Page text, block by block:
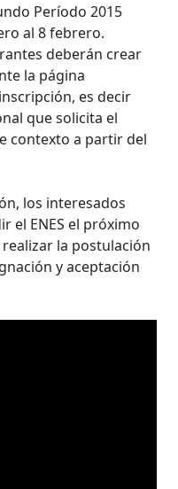
Período 2015
al 8 febrero.
deberán crear
la página
es decir
que solicita el
contexto a partir del
los interesados
el ENES el próximo
la postulación
y aceptación